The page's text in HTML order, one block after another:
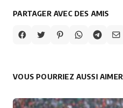
PARTAGER AVEC DES AMIS
VOUS POURRIEZ AUSSI AIMER